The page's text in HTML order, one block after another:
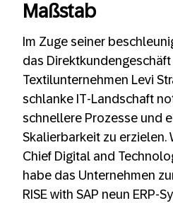
Maßstab
Im Zuge seiner
das
Textilunternehmen Levi
schlanke IT-Landschaft
schnellere Prozesse und
Skalierbarkeit zu erzielen.
Chief Digital and
habe das Unternehmen
RISE with SAP neun ERP-